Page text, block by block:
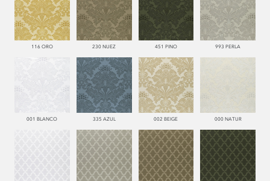
116 ORO 230 NUEZ 451 PINO 993 PERLA
001 BLANCO 335 AZUL 002 BEIGE 000 NATUR